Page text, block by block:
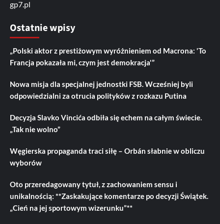
gp7.pl
Ostatnie wpisy
„Polski aktor z prestiżowym wyróżnieniem od Macrona: 'To
Francja pokazała mi, czym jest demokracja'”
Nowa misja dla specjalnej jednostki FSB. Wcześniej byli
odpowiedzialni za otrucia polityków z rozkazu Putina
Decyzja Slavko Vincića odbiła się echem na całym świecie.
„Tak nie wolno”
Węgierska propaganda traci siłę – Orbán słabnie w obliczu
wyborów
Oto przeredagowany tytuł, z zachowaniem sensu i
unikalnością: **Zaskakujące komentarze po decyzji Świątek.
„Cień na jej sportowym wizerunku”**